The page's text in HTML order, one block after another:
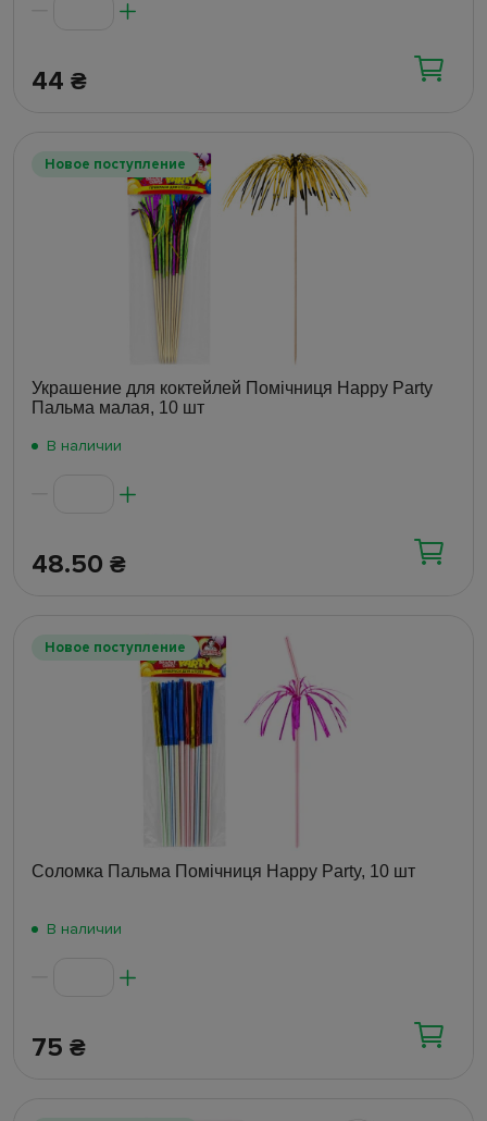
44 ₴
Новое поступление
Украшение для коктейлей Помічниця Happy Party
Пальма малая, 10 шт
В наличии
48.50 ₴
Новое поступление
Соломка Пальма Помічниця Happy Party, 10 шт
В наличии
75 ₴